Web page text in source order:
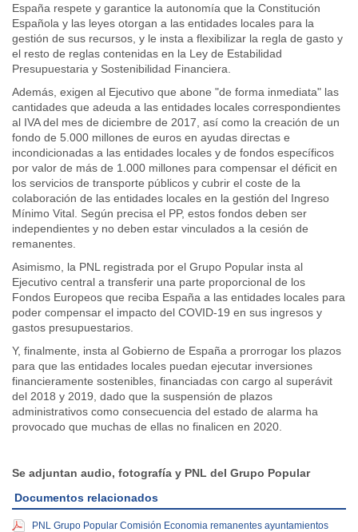
España respete y garantice la autonomía que la Constitución
Española y las leyes otorgan a las entidades locales para la
gestión de sus recursos, y le insta a flexibilizar la regla de gasto y
el resto de reglas contenidas en la Ley de Estabilidad
Presupuestaria y Sostenibilidad Financiera.
Además, exigen al Ejecutivo que abone "de forma inmediata" las
cantidades que adeuda a las entidades locales correspondientes
al IVA del mes de diciembre de 2017, así como la creación de un
fondo de 5.000 millones de euros en ayudas directas e
incondicionadas a las entidades locales y de fondos específicos
por valor de más de 1.000 millones para compensar el déficit en
los servicios de transporte públicos y cubrir el coste de la
colaboración de las entidades locales en la gestión del Ingreso
Mínimo Vital. Según precisa el PP, estos fondos deben ser
independientes y no deben estar vinculados a la cesión de
remanentes.
Asimismo, la PNL registrada por el Grupo Popular insta al
Ejecutivo central a transferir una parte proporcional de los
Fondos Europeos que reciba España a las entidades locales para
poder compensar el impacto del COVID-19 en sus ingresos y
gastos presupuestarios.
Y, finalmente, insta al Gobierno de España a prorrogar los plazos
para que las entidades locales puedan ejecutar inversiones
financieramente sostenibles, financiadas con cargo al superávit
del 2018 y 2019, dado que la suspensión de plazos
administrativos como consecuencia del estado de alarma ha
provocado que muchas de ellas no finalicen en 2020.
Se adjuntan audio, fotografía y PNL del Grupo Popular
Documentos relacionados
PNL Grupo Popular Comisión Economia remanentes ayuntamientos